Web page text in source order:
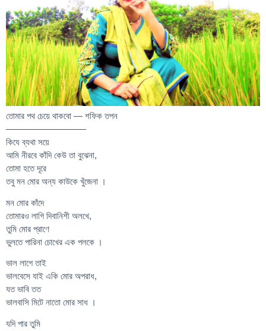
তোমার পথ চেয়ে থাকবো — শফিক তপন
—————————
কিযে ব্যথা সয়ে
আমি নীরবে কাঁদি কেউ তা বুঝেনা,
তোমা হতে দূরে
তবু মন মোর অন্য কাউকে খুঁজেনা ।
মন মোর কাঁদে
তোমারও লাগি দিবানিশী অলখে,
তুমি মোর প্রাণে
ভুলতে পারিনা চোখের এক পলকে ।
ভাল লাগে তাই
ভালবেসে যাই একি মোর অপরাধ,
যত ভাবি তত
ভালবাসি মিটে নাতো মোর সাধ ।
যদি পার তুমি